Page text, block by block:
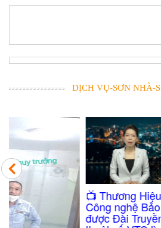
DỊCH VỤ-SƠN NHÀ-
​📺 Thương Hiệu Uy Tín:
Công nghệ Bảo Châu đã
được Đài Truyền hình Kỹ